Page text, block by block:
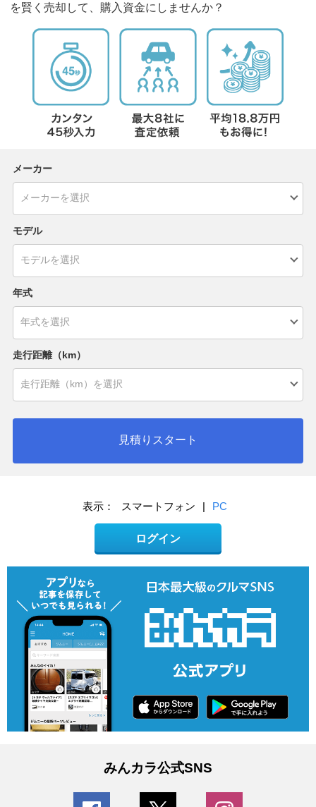
を賢く売却して、購入資金にしませんか？
メーカー
モデル
年式
走行距離（km）
見積りスタート
表示： スマートフォン | PC
ログイン
みんカラ公式SNS